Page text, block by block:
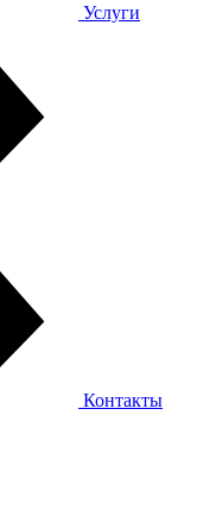
Услуги
Контакты